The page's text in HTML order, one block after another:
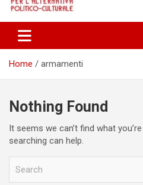
AlterLab
Home armamenti
Nothing Found
It seems we can’t find what
searching can help.